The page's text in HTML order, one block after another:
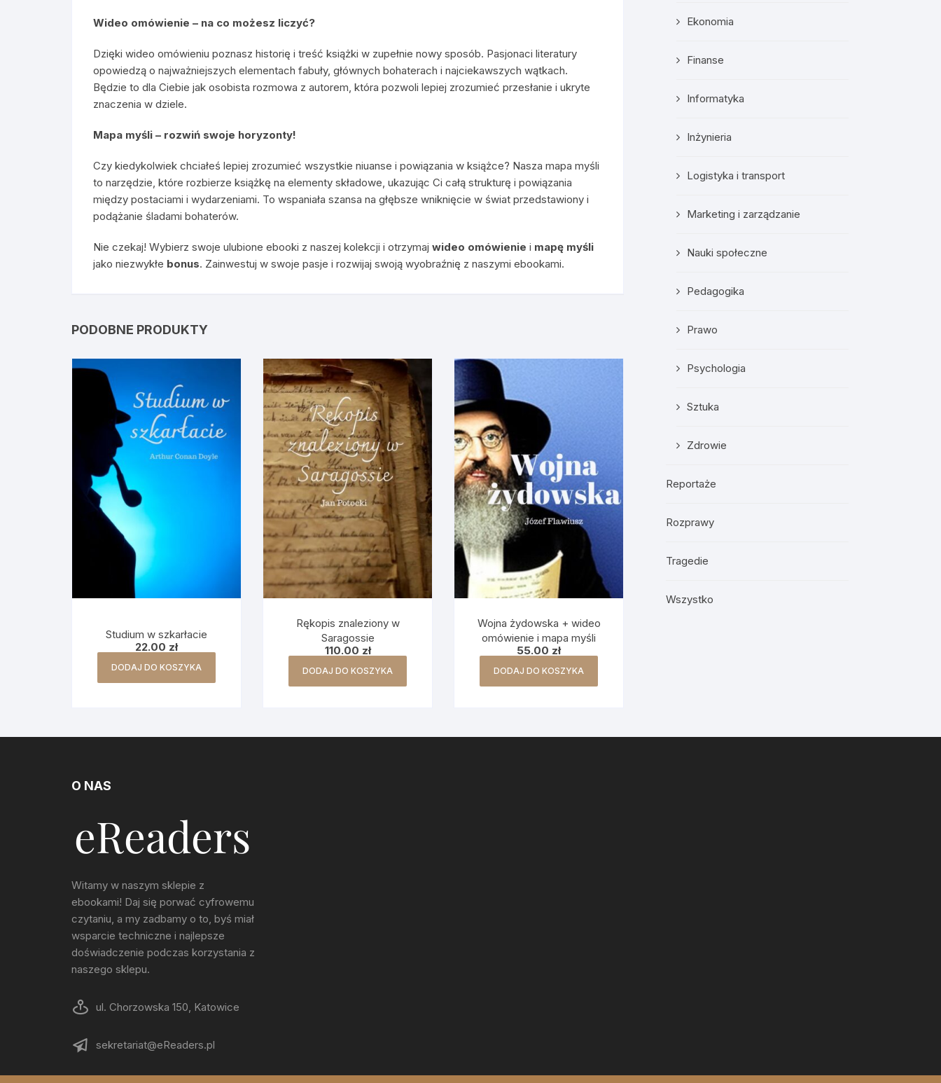
Wideo omówienie – na co możesz liczyć?
Dzięki wideo omówieniu poznasz historię i treść książki w zupełnie nowy sposób. Pasjonaci literatury
opowiedzą o najważniejszych elementach fabuły, głównych bohaterach i najciekawszych wątkach.
Będzie to dla Ciebie jak osobista rozmowa z autorem, która pozwoli lepiej zrozumieć przesłanie i ukryte
znaczenia w dziele.
Mapa myśli – rozwiń swoje horyzonty!
Czy kiedykolwiek chciałeś lepiej zrozumieć wszystkie niuanse i powiązania w książce? Nasza mapa myśli
to narzędzie, które rozbierze książkę na elementy składowe, ukazując Ci całą strukturę i powiązania
między postaciami i wydarzeniami. To wspaniała szansa na głębsze wniknięcie w świat przedstawiony i
podążanie śladami bohaterów.
Nie czekaj! Wybierz swoje ulubione ebooki z naszej kolekcji i otrzymaj wideo omówienie i mapę myśli
jako niezwykłe bonus. Zainwestuj w swoje pasje i rozwijaj swoją wyobraźnię z naszymi ebookami.
PODOBNE PRODUKTY
Studium w szkarłacie
22.00 zł
DODAJ DO KOSZYKA
Rękopis znaleziony w
Saragossie
110.00 zł
DODAJ DO KOSZYKA
Wojna żydowska + wideo
omówienie i mapa myśli
55.00 zł
DODAJ DO KOSZYKA
Ekonomia
Finanse
Informatyka
Inżynieria
Logistyka i transport
Marketing i zarządzanie
Nauki społeczne
Pedagogika
Prawo
Psychologia
Sztuka
Zdrowie
Reportaże
Rozprawy
Tragedie
Wszystko
O NAS
Witamy w naszym sklepie z
ebookami! Daj się porwać cyfrowemu
czytaniu, a my zadbamy o to, byś miał
wsparcie techniczne i najlepsze
doświadczenie podczas korzystania z
naszego sklepu.
ul. Chorzowska 150, Katowice
sekretariat@eReaders.pl